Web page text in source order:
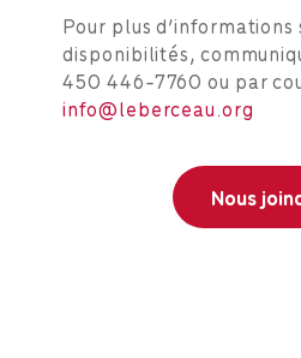
Pour plus
disponibilités,
450 446-7760 ou par
info@leberceau.org
Nous